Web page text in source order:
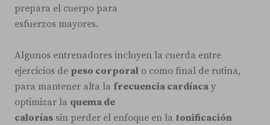
prepara el cuerpo para
esfuerzos mayores.
Algunos entrenadores incluyen la cuerda entre
ejercicios de peso corporal o como final de rutina,
para mantener alta la frecuencia cardíaca y
optimizar la quema de
calorías sin perder el enfoque en la tonificación